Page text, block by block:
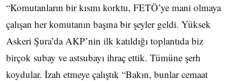
“Komutanların bir kısmı korktu, FETÖ’ye mani olmaya
çalışan her komutanın başına bir şeyler geldi. Yüksek
Askeri Şura’da AKP’nin ilk katıldığı toplantıda biz
birçok subay ve astsubayı ihraç ettik. Tümüne şerh
koydular. İzah etmeye çalıştık “Bakın, bunlar cemaat